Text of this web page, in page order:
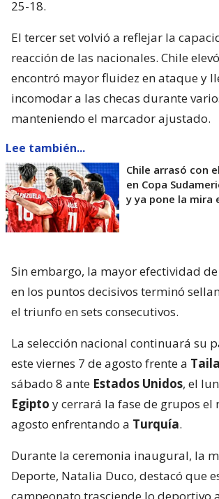
25-18.
El tercer set volvió a reflejar la
reacción de las nacionales. Chile
encontró mayor fluidez en ataque y
incomodar a las checas durante
manteniendo el marcador ajustado.
Lee también...
Chile arrasó con
en Copa
y ya pone la mira
Sin embargo, la mayor efectividad
en los puntos decisivos terminó
el triunfo en sets consecutivos.
La selección nacional continuará su
este viernes 7 de agosto frente a
sábado 8 ante Estados Unidos, el
Egipto y cerrará la fase de grupos el
agosto enfrentando a Turquía.
Durante la ceremonia inaugural, la
Deporte, Natalia Duco, destacó que
campeonato trasciende lo deportivo